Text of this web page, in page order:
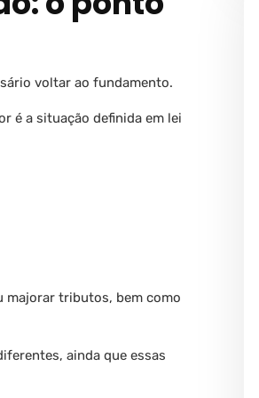
voltar ao fundamento.
é a situação definida em lei
majorar tributos, bem como
ainda que essas